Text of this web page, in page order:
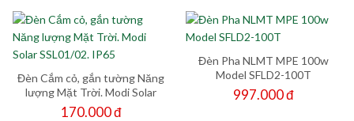
Đèn Cắm cỏ, gắn tường Năng
lượng Mặt Trời. Modi Solar
SSL01/02. IP65
170.000 đ
Đèn Pha NLMT MPE 100w
Model SFLD2-100T
997.000 đ